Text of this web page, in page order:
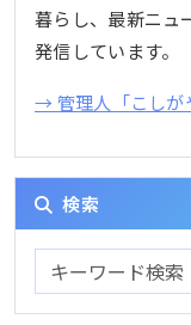
暮らし、最新ニュ
発信しています。
→ 管理人「こしが
検索